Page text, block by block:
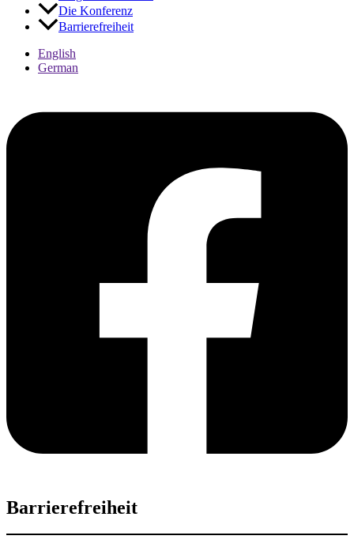
Kontraste
Die Konferenz
Barrierefreiheit
English
German
Barrierefreiheit